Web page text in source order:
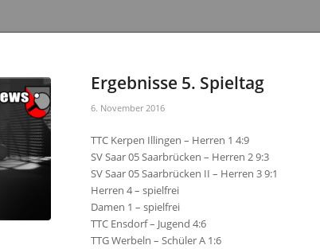
Ergebnisse 5. Spieltag
6. November 2016
TTC Kerpen Illingen – Herren 1 4:9
SV Saar 05 Saarbrücken – Herren 2 9:3
SV Saar 05 Saarbrücken II – Herren 3 9:1
Herren 4 – spielfrei
Damen 1 – spielfrei
TTC Ensdorf – Jugend 4:6
TTG Werbeln – Schüler A 1:6